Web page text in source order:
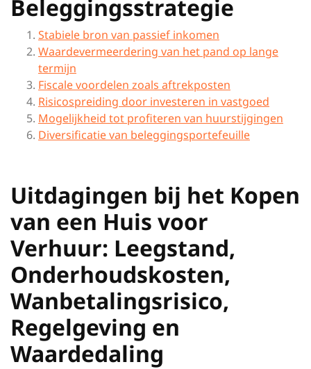
Beleggingsstrategie
Stabiele bron van passief inkomen
Waardevermeerdering van het pand op lange
termijn
Fiscale voordelen zoals aftrekposten
Risicospreiding door investeren in vastgoed
Mogelijkheid tot profiteren van huurstijgingen
Diversificatie van beleggingsportefeuille
Uitdagingen bij het Kopen
van een Huis voor
Verhuur: Leegstand,
Onderhoudskosten,
Wanbetalingsrisico,
Regelgeving en
Waardedaling